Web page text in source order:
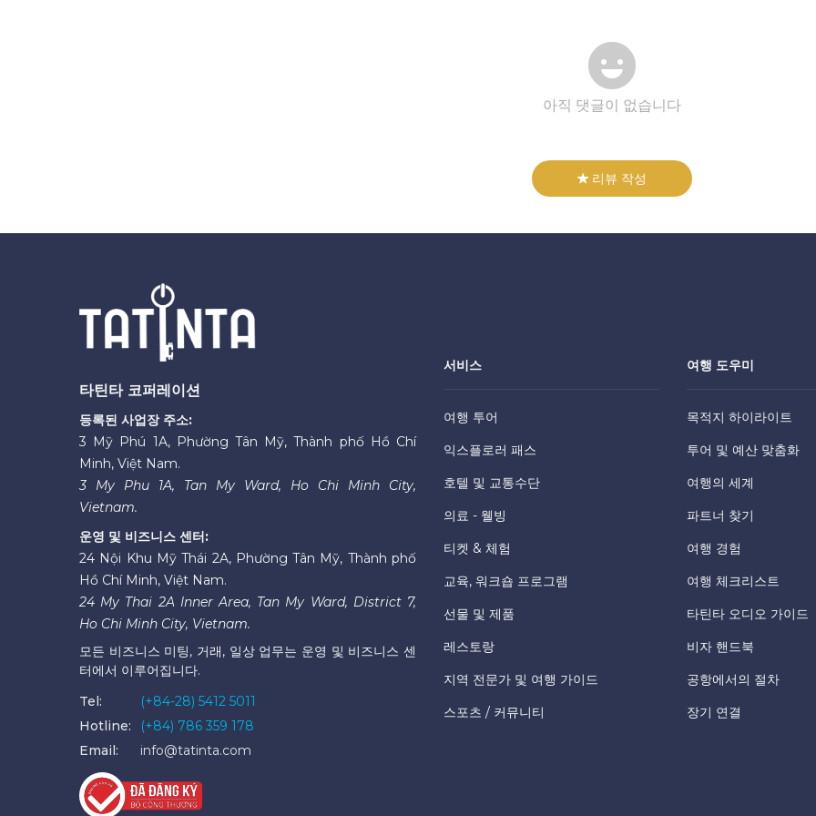
아직 댓글이 없습니다
리뷰 작성
타틴타 코퍼레이션
등록된 사업장 주소:
3 Mỹ Phú 1A, Phường Tân Mỹ, Thành phố Hồ Chí
Minh, Việt Nam.
3 My Phu 1A, Tan My Ward, Ho Chi Minh City,
Vietnam.
운영 및 비즈니스 센터:
24 Nội Khu Mỹ Thái 2A, Phường Tân Mỹ, Thành phố
Hồ Chí Minh, Việt Nam.
24 My Thai 2A Inner Area, Tan My Ward, District 7,
Ho Chi Minh City, Vietnam.
모든 비즈니스 미팅, 거래, 일상 업무는 운영 및 비즈니스 센
터에서 이루어집니다.
Tel:
(+84-28) 5412 5011
Hotline:
(+84) 786 359 178
Email:
info@tatinta.com
서비스
여행 투어
익스플로러 패스
호텔 및 교통수단
의료 - 웰빙
티켓 & 체험
교육, 워크숍 프로그램
선물 및 제품
레스토랑
지역 전문가 및 여행 가이드
스포츠 / 커뮤니티
여행 도우미
목적지 하이라이트
투어 및 예산 맞춤화
여행의 세계
파트너 찾기
여행 경험
여행 체크리스트
타틴타 오디오 가이드
비자 핸드북
공항에서의 절차
장기 연결